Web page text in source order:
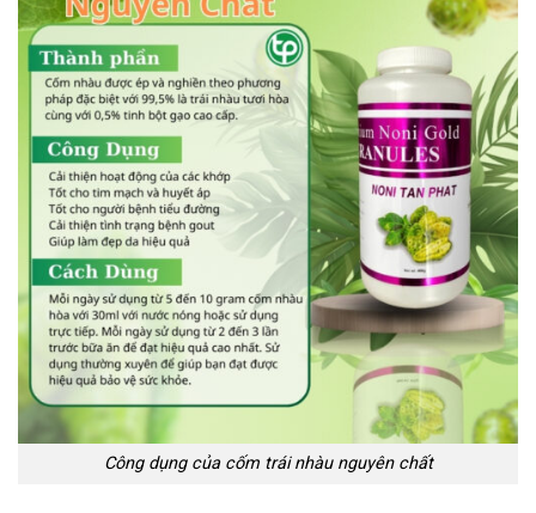
Công dụng của cốm trái nhàu nguyên chất